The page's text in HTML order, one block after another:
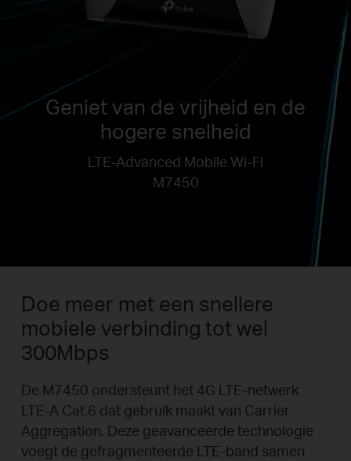
Geniet van de vrijheid en de
hogere snelheid
LTE-Advanced Mobile Wi-Fi
M7450
Doe meer met een snellere
mobiele verbinding tot wel
300Mbps
De M7450 ondersteunt het 4G LTE-netwerk
LTE-A Cat.6 dat gebruik maakt van Carrier
Aggregation. Deze geavanceerde technologie
voegt de gefragmenteerde LTE-band samen